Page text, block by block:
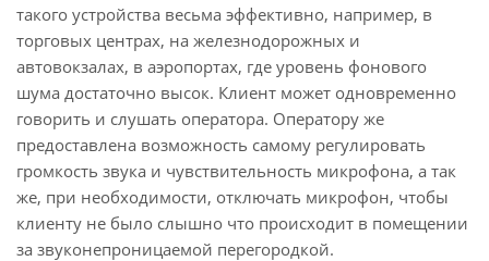
такого устройства весьма эффективно, например, в
торговых центрах, на железнодорожных и
автовокзалах, в аэропортах, где уровень фонового
шума достаточно высок. Клиент может одновременно
говорить и слушать оператора. Оператору же
предоставлена возможность самому регулировать
громкость звука и чувствительность микрофона, а так
же, при необходимости, отключать микрофон, чтобы
клиенту не было слышно что происходит в помещении
за звуконепроницаемой перегородкой.